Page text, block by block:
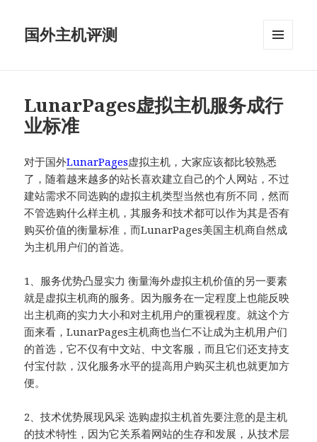
国外主机评测
LunarPages虚拟主机服务成行
业标准
对于国外LunarPages虚拟主机，大家应该都比较熟悉
了，随着越来越多的站长喜欢建立自己的个人网站，不过
建站需求不同选购的虚拟主机类型当然也有所不同，然而
不管选购什么样主机，其服务和技术都可以作为其是否有
购买价值的衡量标准，而LunarPages美国主机商自然成
为主机用户们的首选。
1、服务优势凸显实力 衡量海外虚拟主机价值的另一要素
就是虚拟主机商的服务。因为服务在一定程度上也能反映
出主机商的实力大小和对主机用户的重视程度。就这个方
面来看，LunarPages主机商也当仁不让成为主机用户们
的首选，它不仅有中文站、中文客服，而且它们还支持支
付宝付款，汉化服务水平的提高用户购买主机也就更加方
便。
2、技术优势展现风采 选购虚拟主机首先要注意的是主机
的技术特性，因为它关系着网站的生存和发展，从技术层